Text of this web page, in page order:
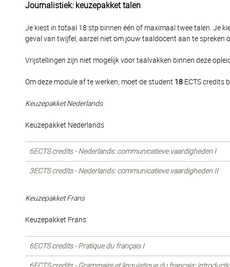
Journalistiek: keuzepakket talen
Je kiest in totaal 18 stp binnen één of maximaal twee talen. Je
geval van twijfel, aarzel niet om jouw taaldocent aan te spreken
Vrijstellingen zijn niet mogelijk voor taalvakken binnen deze
Om deze module af te werken, moet de student 18 ECTS credits
Keuzepakket Nederlands
Keuzepakket Nederlands
6ECTS credits - Nederlands: communicatieve vaardigheden I
3ECTS credits - Nederlands: communicatieve vaardigheden II
Keuzepakket Frans
Keuzepakket Frans
6ECTS credits - Pratique du français I